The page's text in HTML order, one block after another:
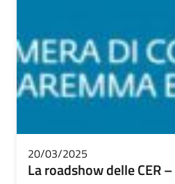
20/03/2025
La roadshow delle CER